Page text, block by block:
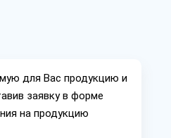
для Вас продукцию и
заявку в форме
на продукцию